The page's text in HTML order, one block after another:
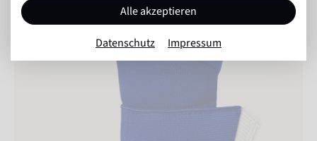
Alle akzeptieren
Datenschutz Impressum